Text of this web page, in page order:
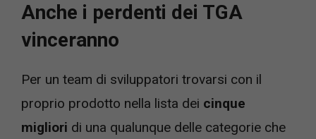
Anche i perdenti dei TGA
vinceranno
Per un team di sviluppatori trovarsi con il
proprio prodotto nella lista dei cinque
migliori di una qualunque delle categorie che